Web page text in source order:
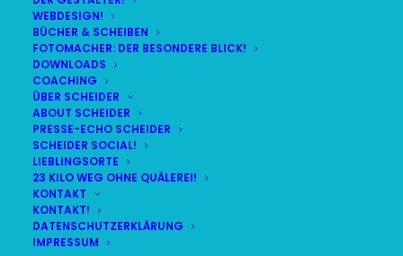
WEBDESIGN!
BÜCHER & SCHEIBEN
FOTOMACHER: DER BESONDERE BLICK!
DOWNLOADS
COACHING
ÜBER SCHEIDER
ABOUT SCHEIDER
PRESSE-ECHO SCHEIDER
SCHEIDER SOCIAL!
LIEBLINGSORTE
23 KILO WEG OHNE QUÄLEREI!
KONTAKT
KONTAKT!
DATENSCHUTZERKLÄRUNG
IMPRESSUM
DEMNÄCHST:
DO
06
AUG
BR24 | 18.30 UHR
BR MÜNCHEN FREIMANN
HAUPTMENÜ